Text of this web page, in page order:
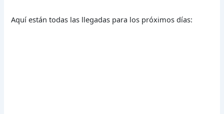
Aquí están todas las llegadas para los próximos días: